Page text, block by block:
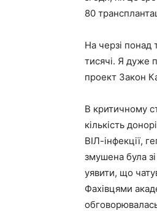
80
На черзі понад
тисячі. Я дуже
проект Закон
В критичному
кількість
ВІЛ-інфекції,
змушена була
уявити, що
Фахівцями